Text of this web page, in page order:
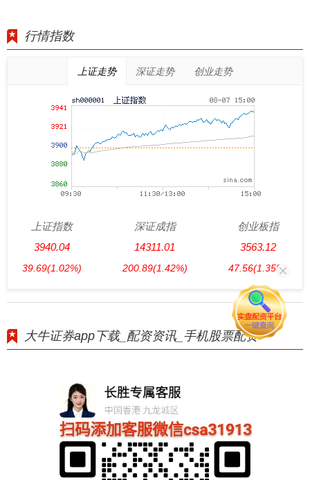
行情指数
上证走势 深证走势 创业走势
上证指数
3940.04
39.69(1.02%)
深证成指
14311.01
200.89(1.42%)
创业板指
3563.12
47.56(1.35%)
大牛证券app下载_配资资讯_手机股票配资